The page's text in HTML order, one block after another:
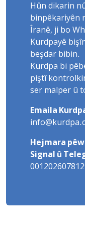
Hûn dikarin
binpêkariyên
Îranê, ji bo
Kurdpayê
beşdar bibin.
Kurdpa bi
piştî
ser malper û
Emaila
Hejmara
Signal û